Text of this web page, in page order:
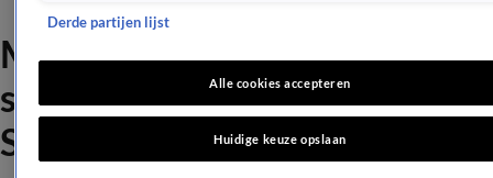
Mercedes in tranen na
schreeuwende ruzie met
Salar in De Bondgenoten
Derde partijen lijst
Alle cookies accepteren
Huidige keuze opslaan